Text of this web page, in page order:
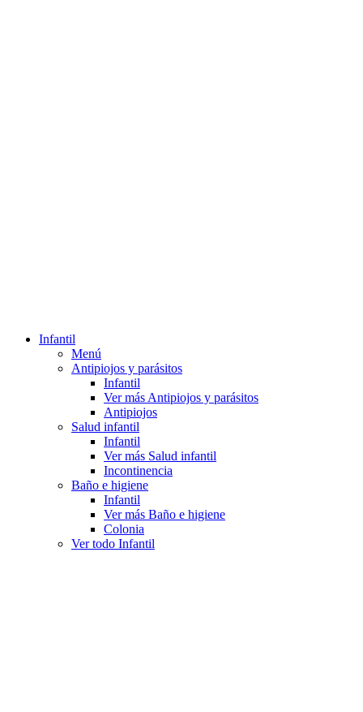
Infantil
Menú
Antipiojos y parásitos
Infantil
Ver más Antipiojos y parásitos
Antipiojos
Salud infantil
Infantil
Ver más Salud infantil
Incontinencia
Baño e higiene
Infantil
Ver más Baño e higiene
Colonia
Ver todo Infantil